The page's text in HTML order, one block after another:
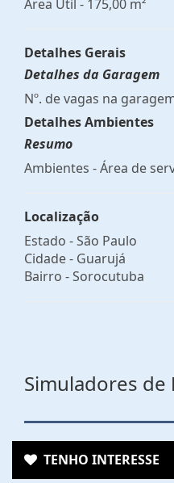
Área Útil - 175,00 m²
Detalhes Gerais
Detalhes da Garagem
Nº. de vagas na
Detalhes Ambientes
Resumo
Ambientes - Área de
Localização
Estado -São Paulo
Cidade - Guarujá
Bairro -Sorocutuba
Simuladores de
TENHO INTERESSE